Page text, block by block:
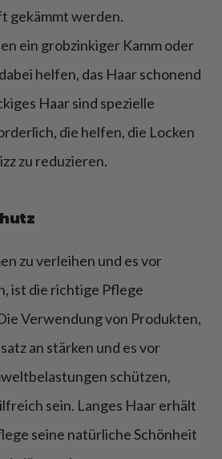
gekämmt werden.
ein grobzinkiger Kamm oder
helfen, das Haar schonend
Haar sind spezielle
die helfen, die Locken
zu reduzieren.
zu verleihen und es vor
ist die richtige Pflege
Verwendung von Produkten,
an stärken und es vor
schützen,
sein. Langes Haar erhält
seine natürliche Schönheit